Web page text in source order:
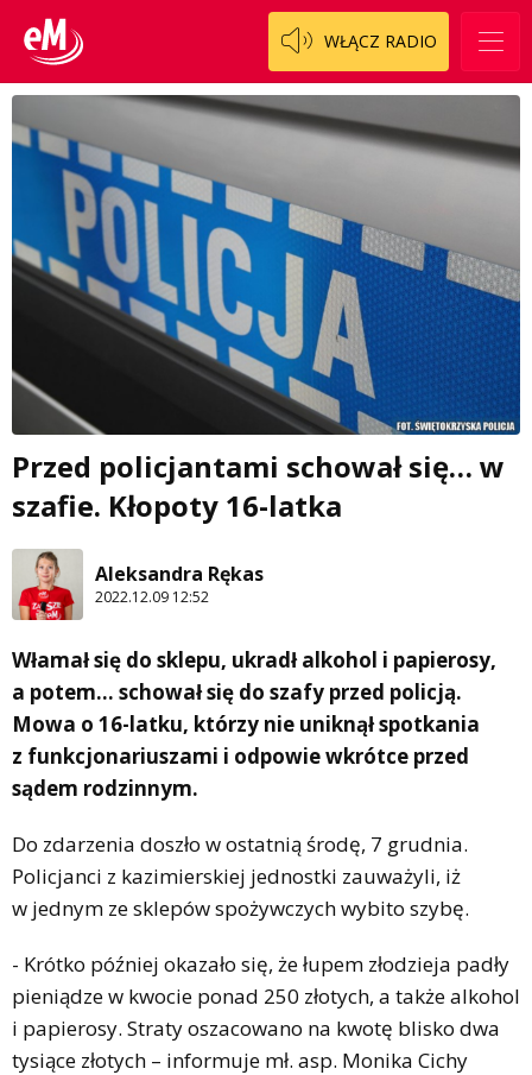
WŁĄCZ RADIO
Przed policjantami schował się… w
szafie. Kłopoty 16-latka
Aleksandra Rękas
2022.12.09 12:52
Włamał się do sklepu, ukradł alkohol i papierosy,
a potem… schował się do szafy przed policją.
Mowa o 16-latku, którzy nie uniknął spotkania
z funkcjonariuszami i odpowie wkrótce przed
sądem rodzinnym.
Do zdarzenia doszło w ostatnią środę, 7 grudnia.
Policjanci z kazimierskiej jednostki zauważyli, iż
w jednym ze sklepów spożywczych wybito szybę.
- Krótko później okazało się, że łupem złodzieja padły
pieniądze w kwocie ponad 250 złotych, a także alkohol
i papierosy. Straty oszacowano na kwotę blisko dwa
tysiące złotych – informuje mł. asp. Monika Cichy